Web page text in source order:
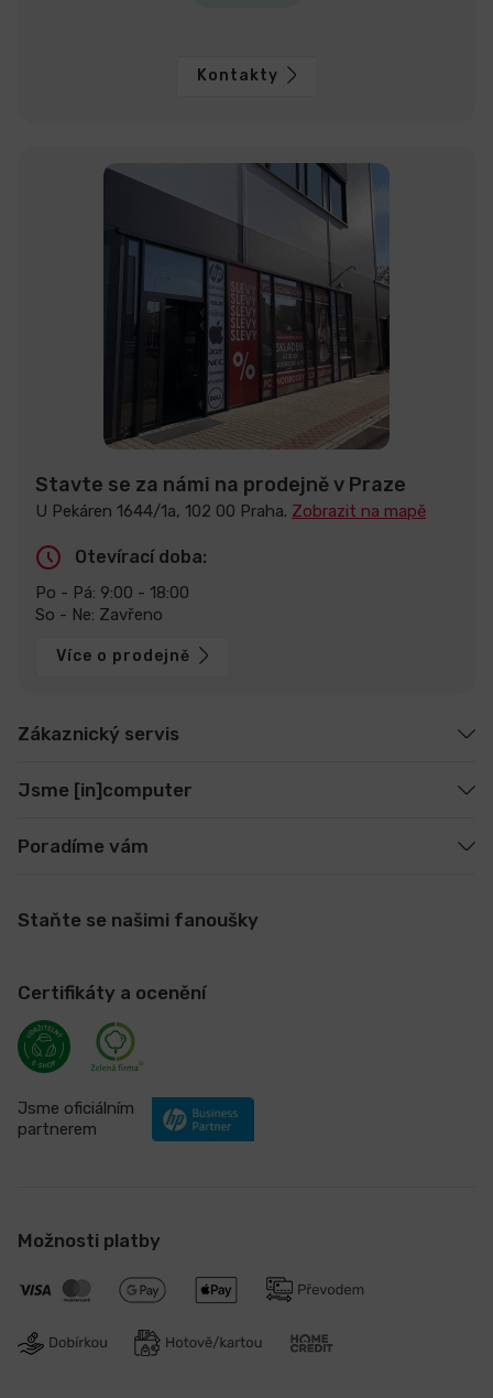
Kontakty
Stavte se za námi na prodejně v Praze
U Pekáren 1644/1a, 102 00 Praha. Zobrazit na mapě
Otevírací doba:
Po - Pá: 9:00 - 18:00
So - Ne: Zavřeno
Více o prodejně
Zákaznický servis
Jsme [in]computer
Poradíme vám
Staňte se našimi fanoušky
Certifikáty a ocenění
Jsme oficiálním
partnerem
Možnosti platby